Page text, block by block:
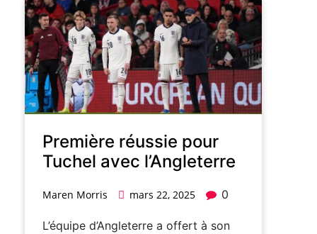
Première réussie pour
Tuchel avec l’Angleterre
Maren Morris mars 22, 2025 0
L’équipe d’Angleterre a offert à son